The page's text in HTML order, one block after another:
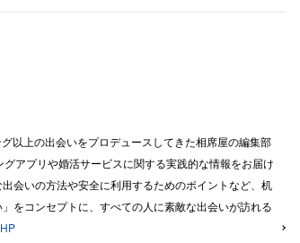
以上の出会いをプロデュースしてきた相席屋の編集部
アプリや婚活サービスに関する実践的な情報をお届け
会いの方法や安全に利用するためのポイントなど、机
をコンセプトに、すべての人に素敵な出会いが訪れる